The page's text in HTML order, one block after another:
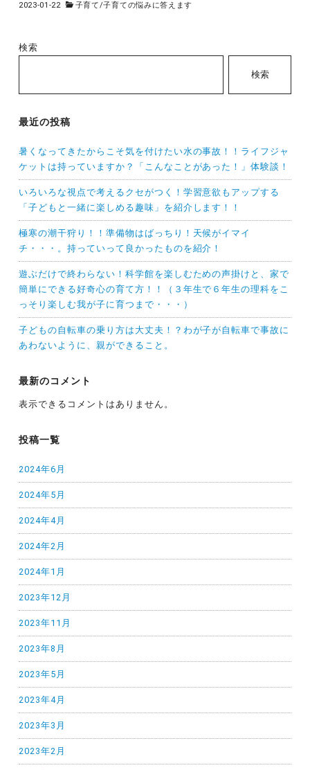
2023-01-22 子育て/子育ての悩みに答えます
検索
検索
最近の投稿
暑くなってきたからこそ気を付けたい水の事故！！ライフジャ
ケットは持っていますか？「こんなことがあった！」体験談！
いろいろな視点で考えるクセがつく！学習意欲もアップする
「子どもと一緒に楽しめる趣味」を紹介します！！
極寒の潮干狩り！！準備物はばっちり！天候がイマイ
チ・・・。持っていって良かったものを紹介！
遊ぶだけで終わらない！科学館を楽しむための声掛けと、家で
簡単にできる好奇心の育て方！！（３年生で６年生の理科をこ
っそり楽しむ我が子に育つまで・・・）
子どもの自転車の乗り方は大丈夫！？わが子が自転車で事故に
あわないように、親ができること。
最新のコメント
表示できるコメントはありません。
投稿一覧
2024年6月
2024年5月
2024年4月
2024年2月
2024年1月
2023年12月
2023年11月
2023年8月
2023年5月
2023年4月
2023年3月
2023年2月